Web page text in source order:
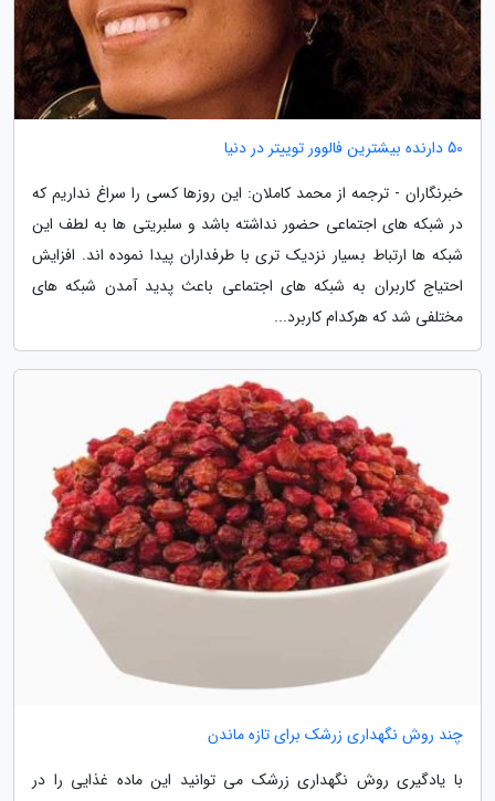
50 دارنده بیشترین فالوور توییتر در دنیا
خبرنگاران - ترجمه از محمد کاملان: این روزها کسی را سراغ نداریم که
در شبکه های اجتماعی حضور نداشته باشد و سلبریتی ها به لطف این
شبکه ها ارتباط بسیار نزدیک تری با طرفداران پیدا نموده اند. افزایش
احتیاج کاربران به شبکه های اجتماعی باعث پدید آمدن شبکه های
مختلفی شد که هرکدام کاربرد...
چند روش نگهداری زرشک برای تازه ماندن
با یادگیری روش نگهداری زرشک می توانید این ماده غذایی را در